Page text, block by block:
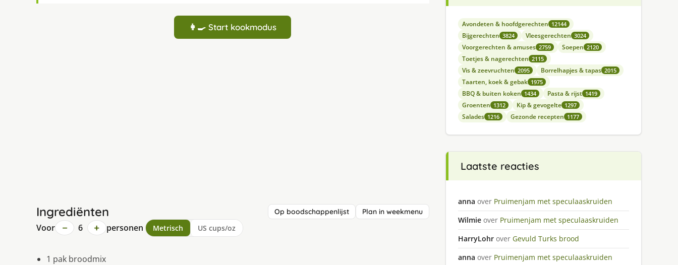
👩‍🍳 Start kookmodus
Ingrediënten Op boodschappenlijst Plan in weekmenu
Voor − 6 + personen Metrisch US cups/oz
1 pak broodmix
Avondeten & hoofdgerechten 12144
Bijgerechten 3824 Vleesgerechten 3024
Voorgerechten & amuses 2759 Soepen 2120
Toetjes & nagerechten 2115
Vis & zeevruchten 2095 Borrelhapjes & tapas 2015
Taarten, koek & gebak 1975
BBQ & buiten koken 1434 Pasta & rijst 1419
Groenten 1312 Kip & gevogelte 1297
Salades 1216 Gezonde recepten 1177
Laatste reacties
anna over Pruimenjam met speculaaskruiden
Wilmie over Pruimenjam met speculaaskruiden
HarryLohr over Gevuld Turks brood
anna over Pruimenjam met speculaaskruiden